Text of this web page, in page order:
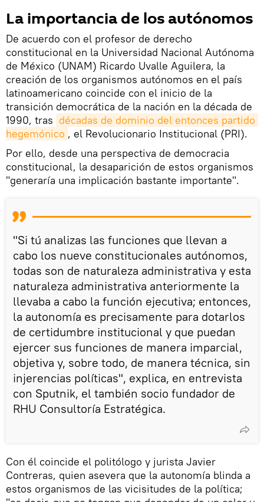
La importancia de los autónomos
De acuerdo con el profesor de derecho
constitucional en la Universidad Nacional Autónoma
de México (UNAM) Ricardo Uvalle Aguilera, la
creación de los organismos autónomos en el país
latinoamericano coincide con el inicio de la
transición democrática de la nación en la década de
1990, tras décadas de dominio del entonces partido
hegemónico , el Revolucionario Institucional (PRI).
Por ello, desde una perspectiva de democracia
constitucional, la desaparición de estos organismos
"generaría una implicación bastante importante".
"Si tú analizas las funciones que llevan a
cabo los nueve constitucionales autónomos,
todas son de naturaleza administrativa y esta
naturaleza administrativa anteriormente la
llevaba a cabo la función ejecutiva; entonces,
la autonomía es precisamente para dotarlos
de certidumbre institucional y que puedan
ejercer sus funciones de manera imparcial,
objetiva y, sobre todo, de manera técnica, sin
injerencias políticas", explica, en entrevista
con Sputnik, el también socio fundador de
RHU Consultoría Estratégica.
Con él coincide el politólogo y jurista Javier
Contreras, quien asevera que la autonomía blinda a
estos organismos de las vicisitudes de la política;